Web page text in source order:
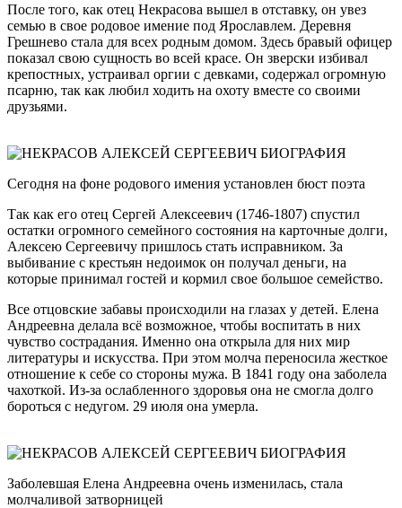
После того, как отец Некрасова вышел в отставку, он увез
семью в свое родовое имение под Ярославлем. Деревня
Грешнево стала для всех родным домом. Здесь бравый офицер
показал свою сущность во всей красе. Он зверски избивал
крепостных, устраивал оргии с девками, содержал огромную
псарню, так как любил ходить на охоту вместе со своими
друзьями.
Сегодня на фоне родового имения установлен бюст поэта
Так как его отец Сергей Алексеевич (1746-1807) спустил
остатки огромного семейного состояния на карточные долги,
Алексею Сергеевичу пришлось стать исправником. За
выбивание с крестьян недоимок он получал деньги, на
которые принимал гостей и кормил свое большое семейство.
Все отцовские забавы происходили на глазах у детей. Елена
Андреевна делала всё возможное, чтобы воспитать в них
чувство сострадания. Именно она открыла для них мир
литературы и искусства. При этом молча переносила жесткое
отношение к себе со стороны мужа. В 1841 году она заболела
чахоткой. Из-за ослабленного здоровья она не смогла долго
бороться с недугом. 29 июля она умерла.
Заболевшая Елена Андреевна очень изменилась, стала
молчаливой затворницей